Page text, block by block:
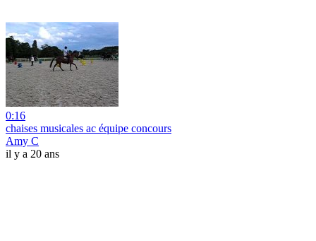
0:16
chaises musicales ac équipe concours
Amy C
il y a 20 ans